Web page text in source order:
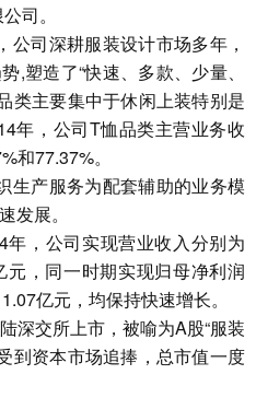
司。
公司深耕服装设计市场多年，
,塑造了“快速、多款、少量、
类主要集中于休闲上装特别是
年，公司T恤品类主营业务收
和77.37%。
生产服务为配套辅助的业务模
发展。
年，公司实现营业收入分别为
，同一时期实现归母净利润
亿元，均保持快速增长。
深交所上市，被喻为A股“服装
到资本市场追捧，总市值一度